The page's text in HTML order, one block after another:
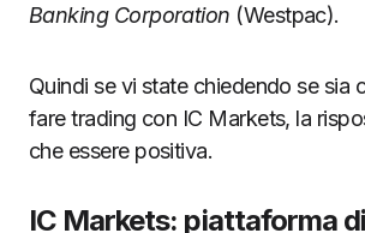
Banking Corporation (Westpac).
Quindi se vi state chiedendo se sia
fare trading con IC Markets, la
che essere positiva.
IC Markets: piattaforma